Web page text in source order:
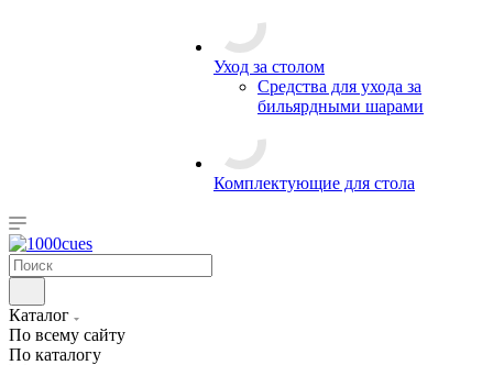
Уход за столом
Средства для ухода за
бильярдными шарами
Комплектующие для стола
Каталог
По всему сайту
По каталогу